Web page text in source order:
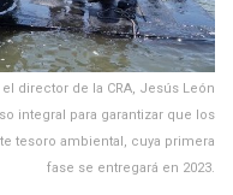
director de la CRA, Jesús León
integral para garantizar que los
tesoro ambiental, cuya primera
fase se entregará en 2023.